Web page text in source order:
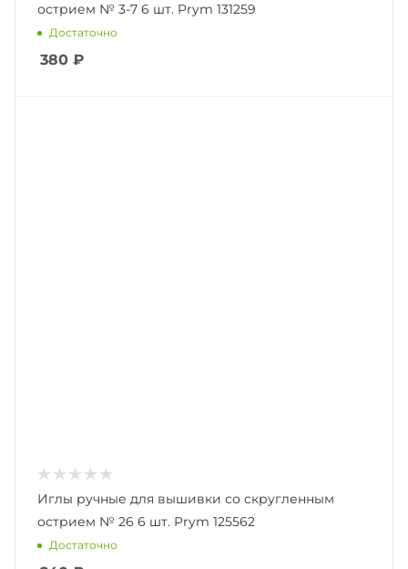
острием № 3-7 6 шт. Prym 131259
Достаточно
380 ₽
Иглы ручные для вышивки со скругленным
острием № 26 6 шт. Prym 125562
Достаточно